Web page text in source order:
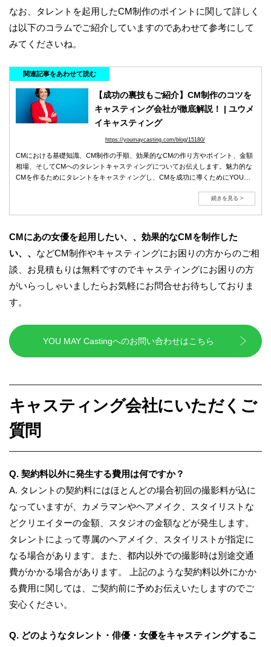
なお、タレントを起用したCM制作のポイントに関して詳しく
は以下のコラムでご紹介していますのであわせて参考にして
みてくださいね。
関連記事をあわせて読む
【成功の裏技もご紹介】CM制作のコツを
キャスティング会社が徹底解説！ | ユウメ
イキャスティング
https://youmaycasting.com/blog/15180/
CMにおける基礎知識、CM制作の手順、効果的なCMの作り方やポイント、金額
相場、そしてCMへのタレントキャスティングについてお伝えします。魅力的な
CMを作るためにタレントをキャスティングし、CMを成功に導くためにYOU
続きを見る >
CMにあの女優を起用したい、、効果的なCMを制作した
い、、 などCM制作やキャスティングにお困りの方からのご相
談、お見積もりは無料ですのでキャスティングにお困りの方
がいらっしゃいましたらお気軽にお問合せお待ちしておりま
す。
YOU MAY Castingへのお問い合わせはこちら
キャスティング会社にいただくご
質問
Q. 契約料以外に発生する費用は何ですか？
A. タレントの契約料にはほとんどの場合初回の撮影料が込に
なっていますが、カメラマンやヘアメイク、スタイリストな
どクリエイターの金額、スタジオの金額などが発生します。
タレントによって専属のヘアメイク、スタイリストが指定に
なる場合があります。また、都内以外での撮影時は別途交通
費がかかる場合があります。 上記のような契約料以外にかか
る費用に関しては、ご契約前に予めお伝えいたしますのでご
安心ください。
Q. どのようなタレント・俳優・女優をキャスティングするこ